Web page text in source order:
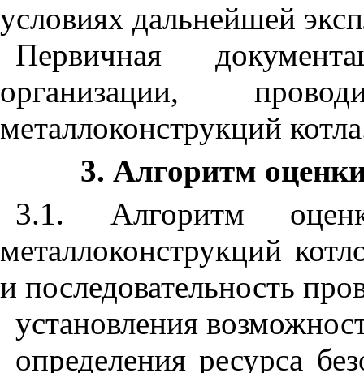
условиях дальнейшей
Первичная
организации,
металлоконструкций
3. Алгоритм
3.1. Алгоритм
металлоконструкций
и последовательность
установления
определения ресурса